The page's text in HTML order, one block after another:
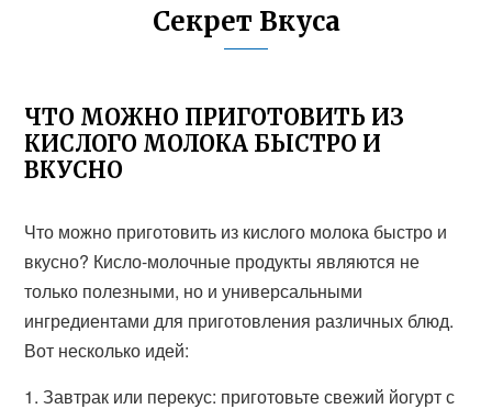
Секрет Вкуса
ЧТО МОЖНО ПРИГОТОВИТЬ ИЗ
КИСЛОГО МОЛОКА БЫСТРО И
ВКУСНО
Что можно приготовить из кислого молока быстро и
вкусно? Кисло-молочные продукты являются не
только полезными, но и универсальными
ингредиентами для приготовления различных блюд.
Вот несколько идей:
1. Завтрак или перекус: приготовьте свежий йогурт с